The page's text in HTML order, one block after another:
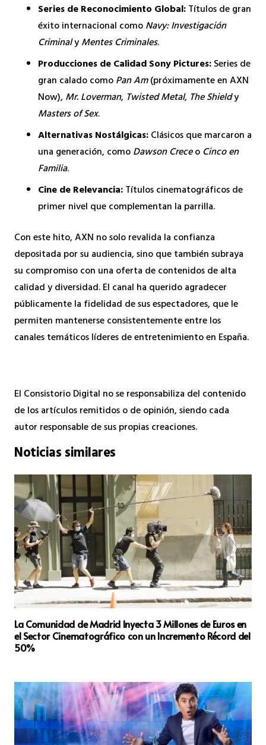
Series de Reconocimiento Global:Títulos de gran
éxito internacional comoNavy: Investigación
CriminalyMentes Criminales.
Producciones de Calidad Sony Pictures:Series de
gran calado comoPan Am(próximamente en AXN
Now),Mr. Loverman, Twisted Metal, The Shieldy
Masters of Sex.
Alternativas Nostálgicas:Clásicos que marcaron a
una generación, comoDawson CreceoCinco en
Familia.
Cine de Relevancia:Títulos cinematográficos de
primer nivel que complementan la parrilla.
Con este hito, AXN no solo revalida la confianza
depositada por su audiencia, sino que también subraya
su compromiso con una oferta de contenidos de alta
calidad y diversidad. El canal ha querido agradecer
públicamente la fidelidad de sus espectadores, que le
permiten mantenerse consistentemente entre los
canales temáticos líderes de entretenimiento en España.
El Consistorio Digital no se responsabiliza del contenido
de los artículos remitidos o de opinión, siendo cada
autor responsable de sus propias creaciones.
Noticias similares
La Comunidad de Madrid Inyecta 3 Millones de Euros en
el Sector Cinematográfico con un Incremento Récord del
50%